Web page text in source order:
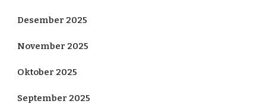
Desember 2025
November 2025
Oktober 2025
September 2025